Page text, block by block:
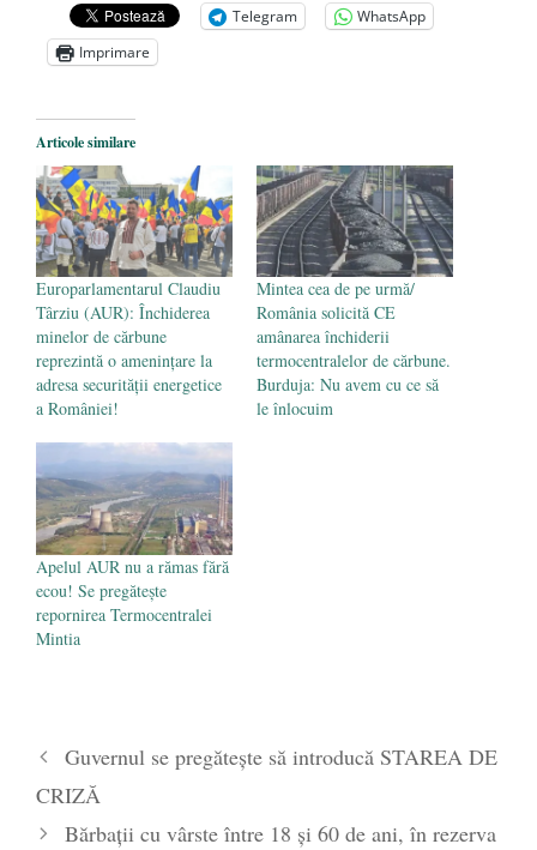
de la naștere - 29 iulie 2024
„Carnea cultivată” în laborator, tot mai
comercializare în UE
Părintele mărturisitor Constantin
Voicescu, pomenit, duminică, la
Mănăstirea Cernica - 27 iulie 2024
Telegram
WhatsApp
Imprimare
Articole similare
Europarlamentarul Claudiu
Târziu (AUR): Închiderea
minelor de cărbune
reprezintă o amenințare la
adresa securității energetice
a României!
Mintea cea de pe urmă/
România solicită CE
amânarea închiderii
termocentralelor de cărbune.
Burduja: Nu avem cu ce să
le înlocuim
Apelul AUR nu a rămas fără
ecou! Se pregătește
repornirea Termocentralei
Mintia
Guvernul se pregătește să introducă STAREA DE
CRIZĂ
Bărbații cu vârste între 18 și 60 de ani, în rezerva